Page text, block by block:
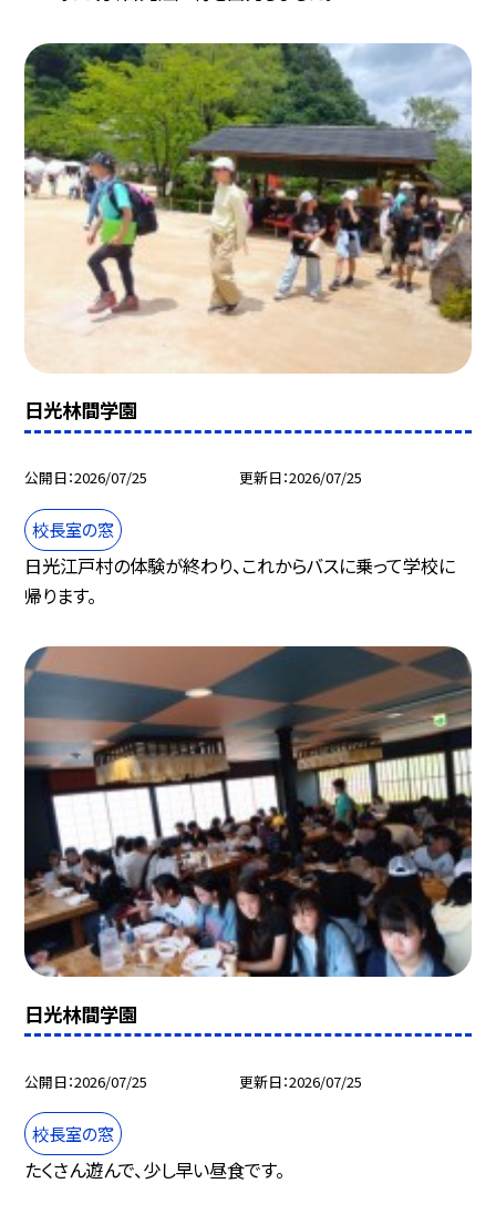
日光林間学園
公開日 2026/07/25 更新日 2026/07/25
校長室の窓
日光江戸村の体験が終わり、これからバスに乗って学校に
帰ります。
日光林間学園
公開日 2026/07/25 更新日 2026/07/25
校長室の窓
たくさん遊んで、少し早い昼食です。